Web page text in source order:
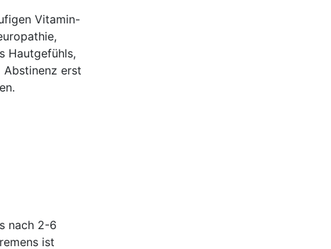
Vitamin-
Hautgefühls,
Abstinenz erst
nach 2-6
ist